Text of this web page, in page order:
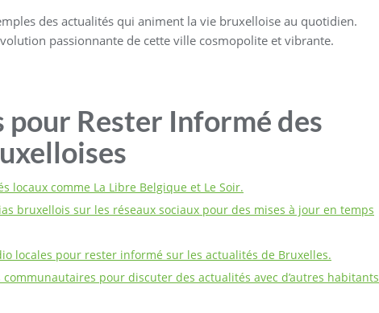
des actualités qui animent la vie bruxelloise au quotidien.
passionnante de cette ville cosmopolite et vibrante.
pour Rester Informé des
locaux comme La Libre Belgique et Le Soir.
bruxellois sur les réseaux sociaux pour des mises à jour en temps
locales pour rester informé sur les actualités de Bruxelles.
pour discuter des actualités avec d’autres habitants